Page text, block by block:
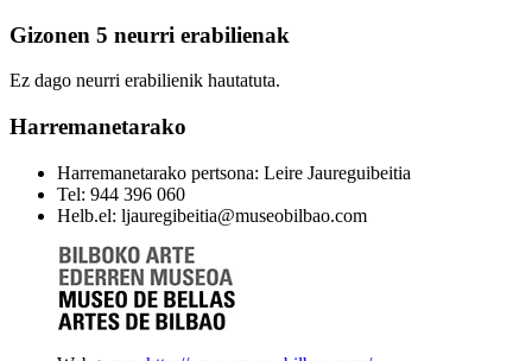
Gizonen 5 neurri erabilienak
Ez dago neurri erabilienik hautatuta.
Harremanetarako
Harremanetarako pertsona: Leire Jaureguibeitia
Tel: 944 396 060
Helb.el: ljauregibeitia@museobilbao.com